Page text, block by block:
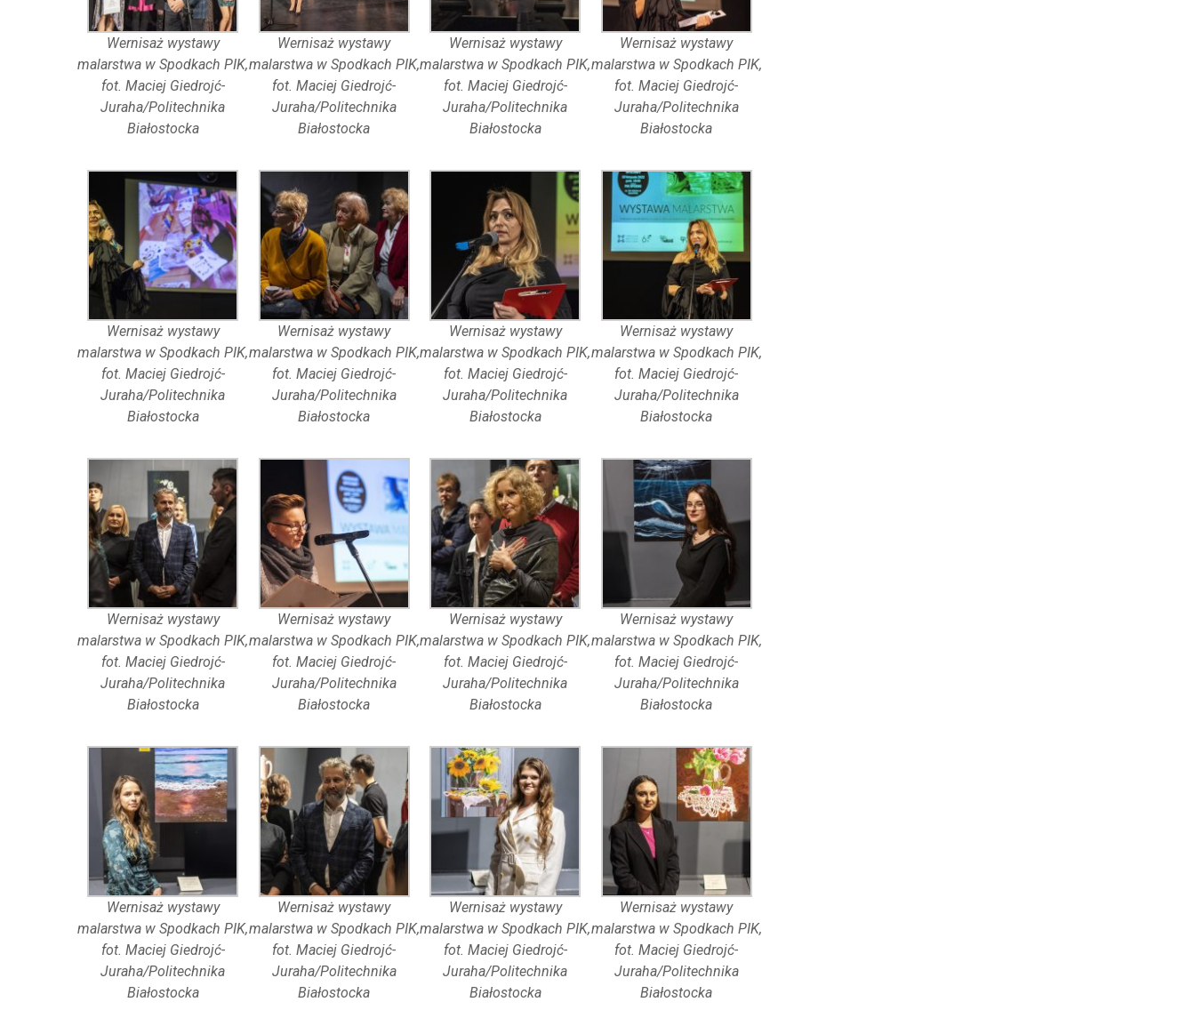
Wernisaż wystawy
malarstwa w Spodkach PIK,
fot. Maciej Giedrojć-
Juraha/Politechnika
Białostocka
Wernisaż wystawy
malarstwa w Spodkach PIK,
fot. Maciej Giedrojć-
Juraha/Politechnika
Białostocka
Wernisaż wystawy
malarstwa w Spodkach PIK,
fot. Maciej Giedrojć-
Juraha/Politechnika
Białostocka
Wernisaż wystawy
malarstwa w Spodkach PIK,
fot. Maciej Giedrojć-
Juraha/Politechnika
Białostocka
Wernisaż wystawy
malarstwa w Spodkach PIK,
fot. Maciej Giedrojć-
Juraha/Politechnika
Białostocka
Wernisaż wystawy
malarstwa w Spodkach PIK,
fot. Maciej Giedrojć-
Juraha/Politechnika
Białostocka
Wernisaż wystawy
malarstwa w Spodkach PIK,
fot. Maciej Giedrojć-
Juraha/Politechnika
Białostocka
Wernisaż wystawy
malarstwa w Spodkach PIK,
fot. Maciej Giedrojć-
Juraha/Politechnika
Białostocka
Wernisaż wystawy
malarstwa w Spodkach PIK,
fot. Maciej Giedrojć-
Juraha/Politechnika
Białostocka
Wernisaż wystawy
malarstwa w Spodkach PIK,
fot. Maciej Giedrojć-
Juraha/Politechnika
Białostocka
Wernisaż wystawy
malarstwa w Spodkach PIK,
fot. Maciej Giedrojć-
Juraha/Politechnika
Białostocka
Wernisaż wystawy
malarstwa w Spodkach PIK,
fot. Maciej Giedrojć-
Juraha/Politechnika
Białostocka
Wernisaż wystawy
malarstwa w Spodkach PIK,
fot. Maciej Giedrojć-
Juraha/Politechnika
Białostocka
Wernisaż wystawy
malarstwa w Spodkach PIK,
fot. Maciej Giedrojć-
Juraha/Politechnika
Białostocka
Wernisaż wystawy
malarstwa w Spodkach PIK,
fot. Maciej Giedrojć-
Juraha/Politechnika
Białostocka
Wernisaż wystawy
malarstwa w Spodkach PIK,
fot. Maciej Giedrojć-
Juraha/Politechnika
Białostocka